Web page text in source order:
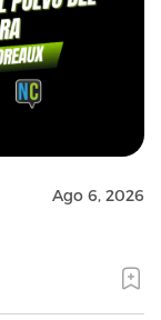
Ago 6, 2026